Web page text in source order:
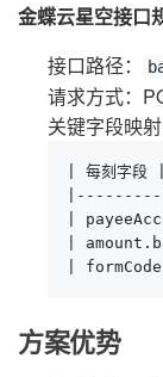
金蝶云星空接口
接口路径：
请求方式：
关键字段映射
| 每刻字段
|
|
|
方案优势